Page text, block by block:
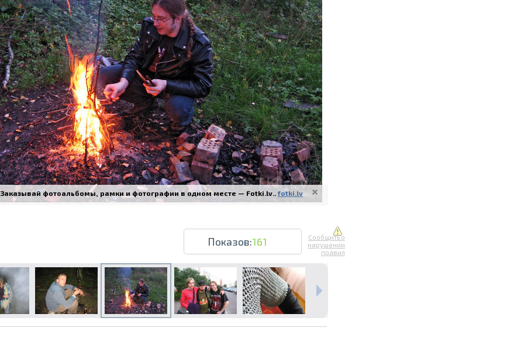
Печать в течение 1 часа в Риге – закажите онлайн
Различные форматы и виды бумаги для ваших фотографий
Доставка по всей Латвии или самовывоз
Заказывай фотоальбомы, рамки и фотографии в одном месте — Fotki.lv.. fotki.lv
Показов:161
Сообщить о
нарушении
правил